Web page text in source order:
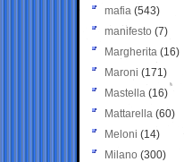
mafia (543)
manifesto (7)
Margherita (16)
Maroni (171)
Mastella (16)
Mattarella (60)
Meloni (14)
Milano (300)